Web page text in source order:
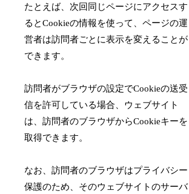
たとえば、次回同じページにアクセスす
るとCookieの情報を使って、ページの運
営者は訪問者ごとに表示を変えることが
できます。
訪問者がブラウザの設定でCookieの送受
信を許可している場合、ウェブサイト
は、訪問者のブラウザからCookieキーを
取得できます。
なお、訪問者のブラウザはプライバシー
保護のため、そのウェブサイトのサーバ